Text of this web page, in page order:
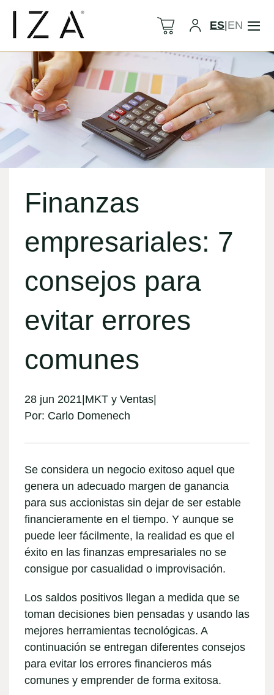
ES EN
Finanzas
empresariales: 7
consejos para
evitar errores
comunes
28 jun 2021|MKT y Ventas|
Por: Carlo Domenech
Se considera un negocio exitoso aquel que
genera un adecuado margen de ganancia
para sus accionistas sin dejar de ser estable
financieramente en el tiempo. Y aunque se
puede leer fácilmente, la realidad es que el
éxito en las finanzas empresariales no se
consigue por casualidad o improvisación.
Los saldos positivos llegan a medida que se
toman decisiones bien pensadas y usando las
mejores herramientas tecnológicas. A
continuación se entregan diferentes consejos
para evitar los errores financieros más
comunes y emprender de forma exitosa.